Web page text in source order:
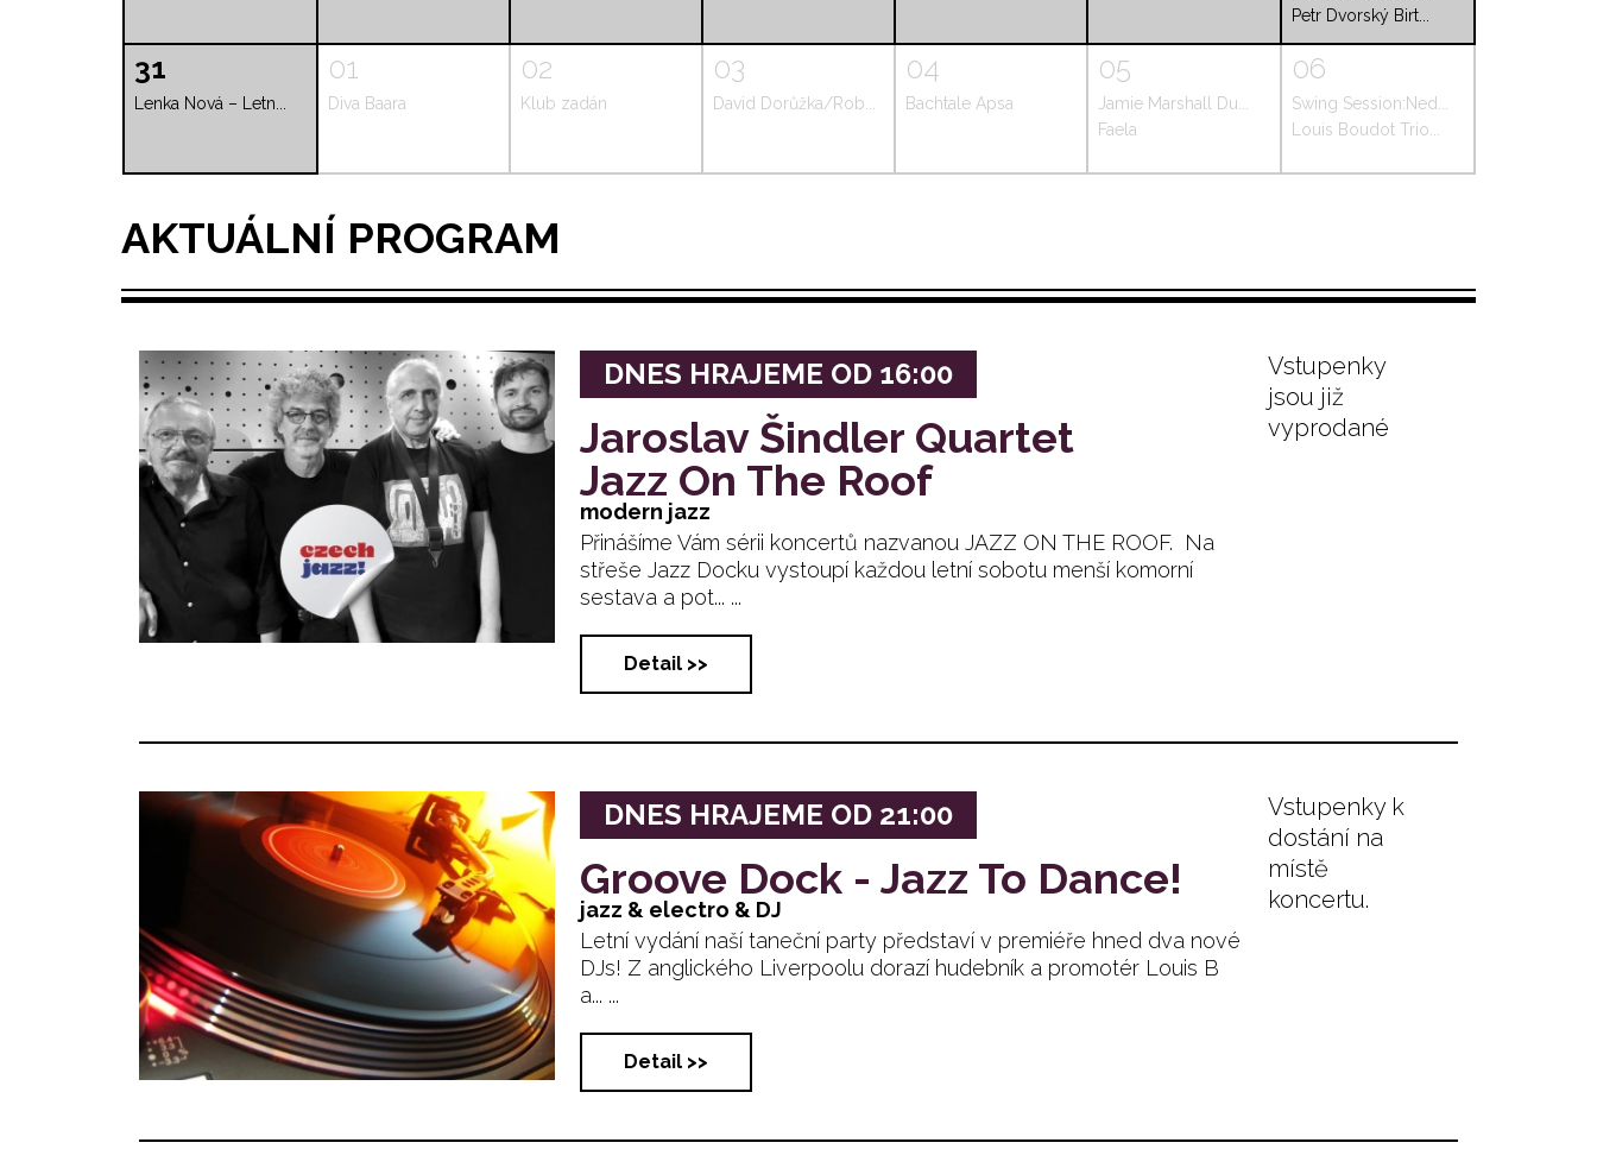
Petr Dvorský Birt...
31
Lenka Nová – Letn...
01
Diva Baara
02
Klub zadán
03
David Dorůžka/Rob...
04
Bachtale Apsa
05
Jamie Marshall Du...
Faela
06
Swing Session:Ned...
Louis Boudot Trio...
AKTUÁLNÍ PROGRAM
DNES HRAJEME OD 16:00
Jaroslav Šindler Quartet
Jazz On The Roof
modern jazz
Přinášíme Vám sérii koncertů nazvanou JAZZ ON THE ROOF. Na
střeše Jazz Docku vystoupí každou letní sobotu menší komorní
sestava a pot... ...
Detail >>
Vstupenky
jsou již
vyprodané
DNES HRAJEME OD 21:00
Groove Dock - Jazz To Dance!
jazz & electro & DJ
Letní vydání naší taneční party představí v premiéře hned dva nové
DJs! Z anglického Liverpoolu dorazí hudebník a promotér Louis B
a... ...
Detail >>
Vstupenky k
dostání na
místě
koncertu.